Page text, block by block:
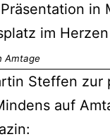
in
im
Amtage
Steffen zur
auf